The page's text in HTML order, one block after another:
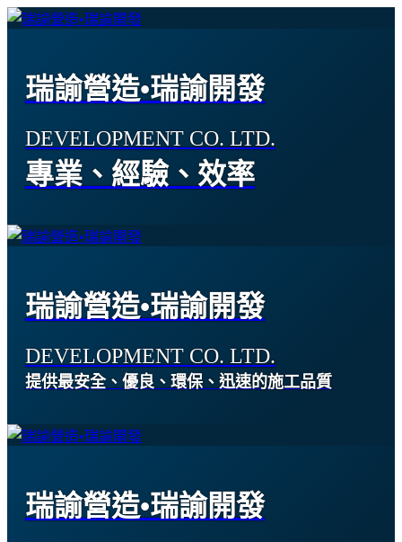
瑞諭營造•瑞諭開發
DEVELOPMENT CO. LTD.
專業、經驗、效率
瑞諭營造•瑞諭開發
DEVELOPMENT CO. LTD.
提供最安全、優良、環保、迅速的施工品質
瑞諭營造•瑞諭開發